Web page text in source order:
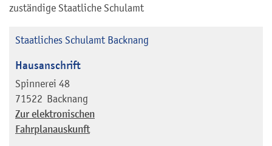
zuständige Staatliche Schulamt
Staatliches Schulamt Backnang
Hausanschrift
Spinnerei 48
71522 Backnang
Zur elektronischen
Fahrplanauskunft